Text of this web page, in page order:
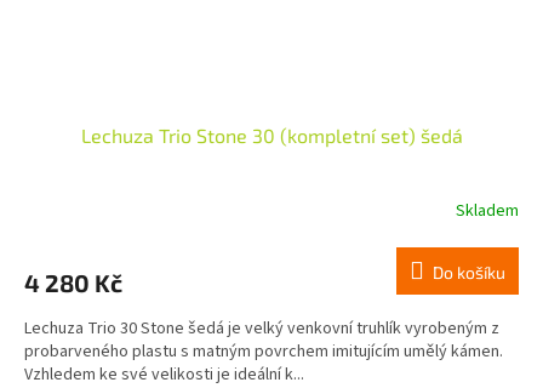
Lechuza Trio Stone 30 (kompletní set) šedá
Skladem
4 280 Kč Do košíku
Lechuza Trio 30 Stone šedá je velký venkovní truhlík vyrobeným z
probarveného plastu s matným povrchem imitujícím umělý kámen.
Vzhledem ke své velikosti je ideální k...